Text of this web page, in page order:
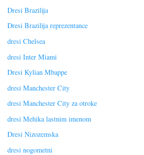
Dresi Brazilija
Dresi Brazilija reprezentance
dresi Chelsea
dresi Inter Miami
Dresi Kylian Mbappe
dresi Manchester City
dresi Manchester City za otroke
dresi Mehika lastnim imenom
Dresi Nizozemska
dresi nogometni